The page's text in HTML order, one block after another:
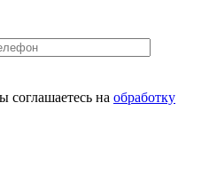
соглашаетесь на обработку